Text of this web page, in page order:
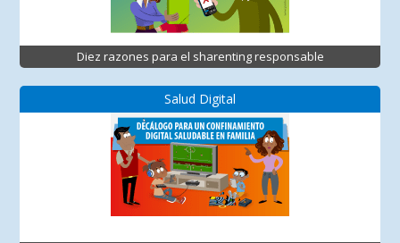
Diez razones para el sharenting responsable
Salud Digital